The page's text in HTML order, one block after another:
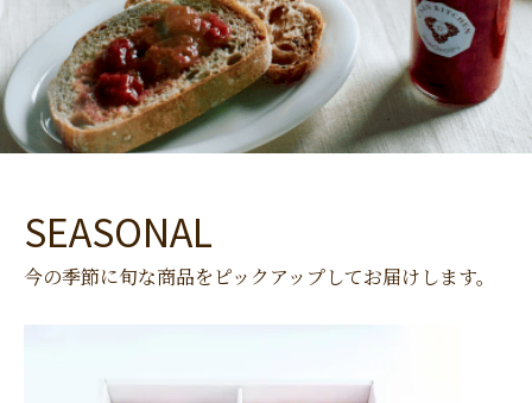
SEASONAL
今の季節に旬な商品をピックアップしてお届けします。